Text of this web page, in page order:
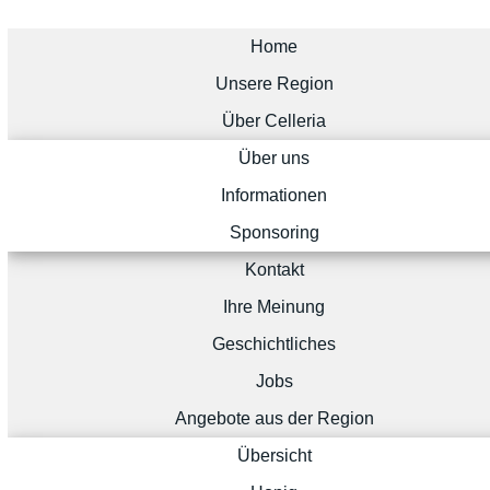
Home
Unsere Region
Über Celleria
Über uns
Informationen
Sponsoring
Kontakt
Ihre Meinung
Geschichtliches
Jobs
Angebote aus der Region
Übersicht